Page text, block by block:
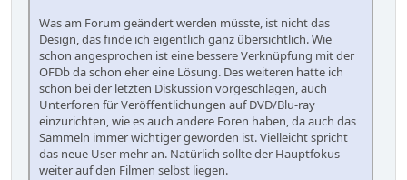
Was am Forum geändert werden müsste, ist nicht das
Design, das finde ich eigentlich ganz übersichtlich. Wie
schon angesprochen ist eine bessere Verknüpfung mit der
OFDb da schon eher eine Lösung. Des weiteren hatte ich
schon bei der letzten Diskussion vorgeschlagen, auch
Unterforen für Veröffentlichungen auf DVD/Blu-ray
einzurichten, wie es auch andere Foren haben, da auch das
Sammeln immer wichtiger geworden ist. Vielleicht spricht
das neue User mehr an. Natürlich sollte der Hauptfokus
weiter auf den Filmen selbst liegen.